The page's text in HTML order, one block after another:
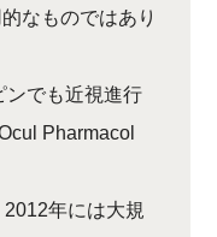
なものではあり
ンでも近視進行
Pharmacol
年には大規